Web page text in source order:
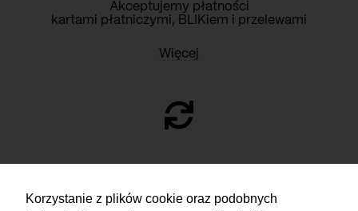
Korzystanie z plików cookie oraz podobnych
Akceptujemy płatności
kartami płatniczymi, BLIKiem i przelewami
Więcej